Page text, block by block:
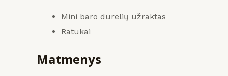
Mini baro durelių užraktas
Ratukai
Matmenys